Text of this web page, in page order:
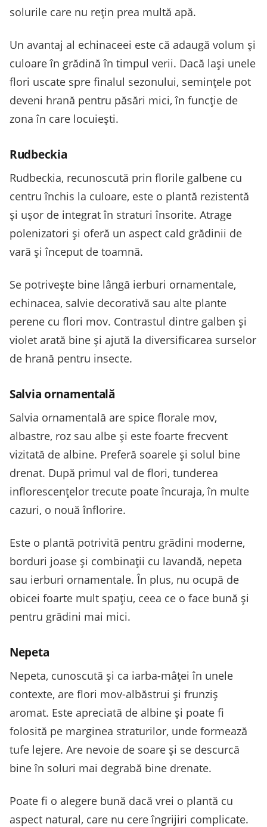
solurile care nu rețin prea multă apă.
Un avantaj al echinaceei este că adaugă volum și
culoare în grădină în timpul verii. Dacă lași unele
flori uscate spre finalul sezonului, semințele pot
deveni hrană pentru păsări mici, în funcție de
zona în care locuiești.
Rudbeckia
Rudbeckia, recunoscută prin florile galbene cu
centru închis la culoare, este o plantă rezistentă
și ușor de integrat în straturi însorite. Atrage
polenizatori și oferă un aspect cald grădinii de
vară și început de toamnă.
Se potrivește bine lângă ierburi ornamentale,
echinacea, salvie decorativă sau alte plante
perene cu flori mov. Contrastul dintre galben și
violet arată bine și ajută la diversificarea surselor
de hrană pentru insecte.
Salvia ornamentală
Salvia ornamentală are spice florale mov,
albastre, roz sau albe și este foarte frecvent
vizitată de albine. Preferă soarele și solul bine
drenat. După primul val de flori, tunderea
inflorescențelor trecute poate încuraja, în multe
cazuri, o nouă înflorire.
Este o plantă potrivită pentru grădini moderne,
borduri joase și combinații cu lavandă, nepeta
sau ierburi ornamentale. În plus, nu ocupă de
obicei foarte mult spațiu, ceea ce o face bună și
pentru grădini mai mici.
Nepeta
Nepeta, cunoscută și ca iarba-mâței în unele
contexte, are flori mov-albăstrui și frunziș
aromat. Este apreciată de albine și poate fi
folosită pe marginea straturilor, unde formează
tufe lejere. Are nevoie de soare și se descurcă
bine în soluri mai degrabă bine drenate.
Poate fi o alegere bună dacă vrei o plantă cu
aspect natural, care nu cere îngrijiri complicate.